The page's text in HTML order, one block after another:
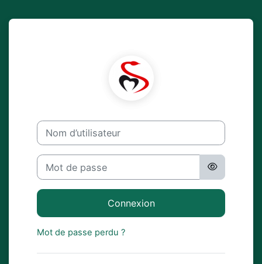
Nom d’utilisateur
Mot de passe
Connexion
Mot de passe perdu ?